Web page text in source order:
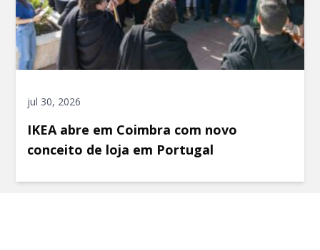
jul 30, 2026
IKEA abre em Coimbra com novo
conceito de loja em Portugal